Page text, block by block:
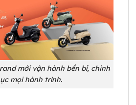
mới vận hành bền bỉ, chinh
mọi hành trình.